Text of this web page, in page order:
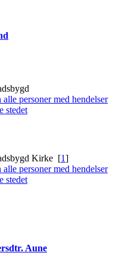
Kirke [1]
Aune